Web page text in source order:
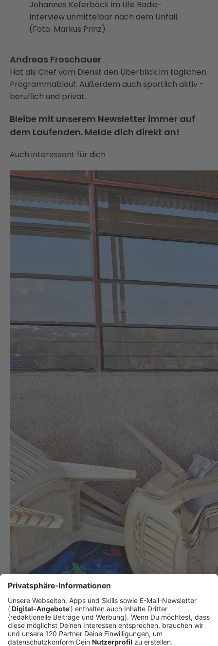
Johannes Keferböck im Life Radio-
Interview unmittelbar nach dem Unfall.
(Foto: Markus Prinz)
Andreas Froschauer
Hat als Chef vom Dienst den Überblick im täglichen
Programmablauf. Außerdem auch sportlich aktiv -
beruflich und privat.
Bleibe mit unserem Newsletter immer auf
dem Laufenden. Melde dich direkt an!
Auch interessant für dich